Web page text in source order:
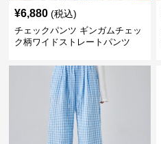
¥6,880 (税込)
チェックパンツ ギンガムチェッ
ク柄ワイドストレートパンツ